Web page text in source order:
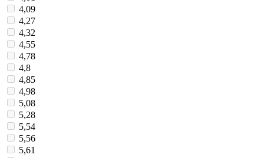
4,09
4,27
4,32
4,55
4,78
4,8
4,85
4,98
5,08
5,28
5,54
5,56
5,61